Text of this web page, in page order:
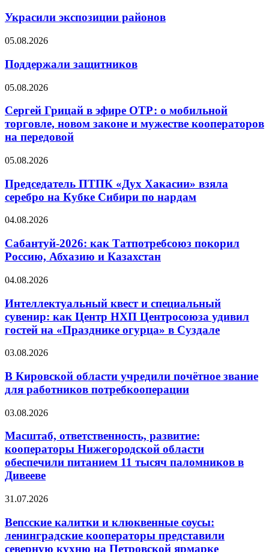
Украсили экспозиции районов
05.08.2026
Поддержали защитников
05.08.2026
Сергей Грицай в эфире ОТР: о мобильной
торговле, новом законе и мужестве кооператоров
на передовой
05.08.2026
Председатель ПТПК «Дух Хакасии» взяла
серебро на Кубке Сибири по нардам
04.08.2026
Сабантуй-2026: как Татпотребсоюз покорил
Россию, Абхазию и Казахстан
04.08.2026
Интеллектуальный квест и специальный
сувенир: как Центр НХП Центросоюза удивил
гостей на «Празднике огурца» в Суздале
03.08.2026
В Кировской области учредили почётное звание
для работников потребкооперации
03.08.2026
Масштаб, ответственность, развитие:
кооператоры Нижегородской области
обеспечили питанием 11 тысяч паломников в
Дивееве
31.07.2026
Вепсские калитки и клюквенные соусы:
ленинградские кооператоры представили
северную кухню на Петровской ярмарке